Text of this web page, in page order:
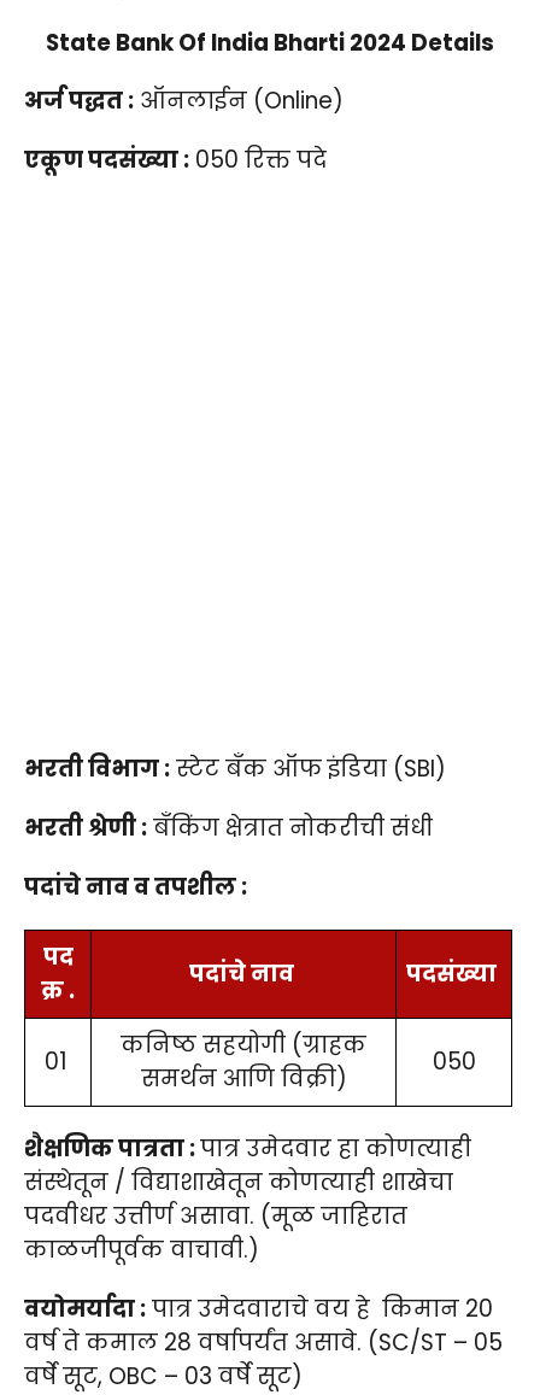
State Bank Of India Bharti 2024 Details
अर्ज पद्धत : ऑनलाईन (Online)
एकूण पदसंख्या : 050 रिक्त पदे
भरती विभाग :स्टेट बँक ऑफ इंडिया (SBI)
भरती श्रेणी :बँकिंग क्षेत्रात नोकरीची संधी
पदांचे नाव व तपशील :
पद
क्र .
पदांचे नाव पदसंख्या
01
कनिष्ठ सहयोगी (ग्राहक
समर्थन आणि विक्री)
050
शैक्षणिक पात्रता :पात्र उमेदवार हा कोणत्याही
संस्थेतून / विद्याशाखेतून कोणत्याही शाखेचा
पदवीधर उत्तीर्ण असावा. (मूळ जाहिरात
काळजीपूर्वक वाचावी.)
वयोमर्यादा :पात्र उमेदवाराचे वय हे किमान 20
वर्ष ते कमाल 28 वर्षापर्यंत असावे. (SC/ST – 05
वर्षे सूट, OBC – 03 वर्षे सूट)